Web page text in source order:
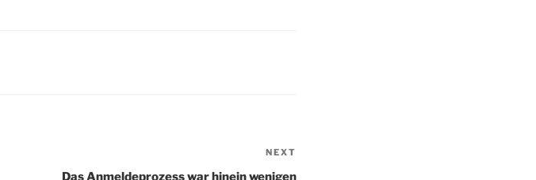
Post
NEXT
Das Anmeldeprozess war hinein wenigen